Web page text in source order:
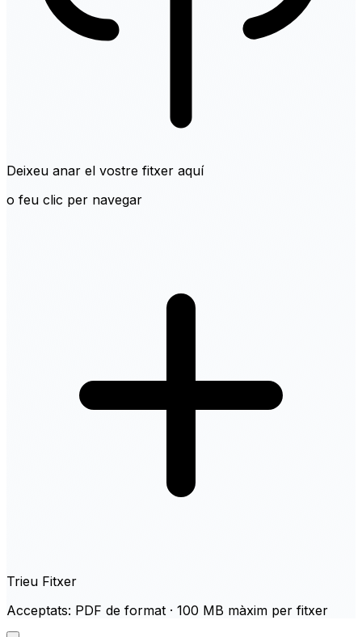
Deixeu anar el vostre fitxer aquí
o feu clic per navegar
Trieu Fitxer
Acceptats: PDF de format · 100 MB màxim per fitxer